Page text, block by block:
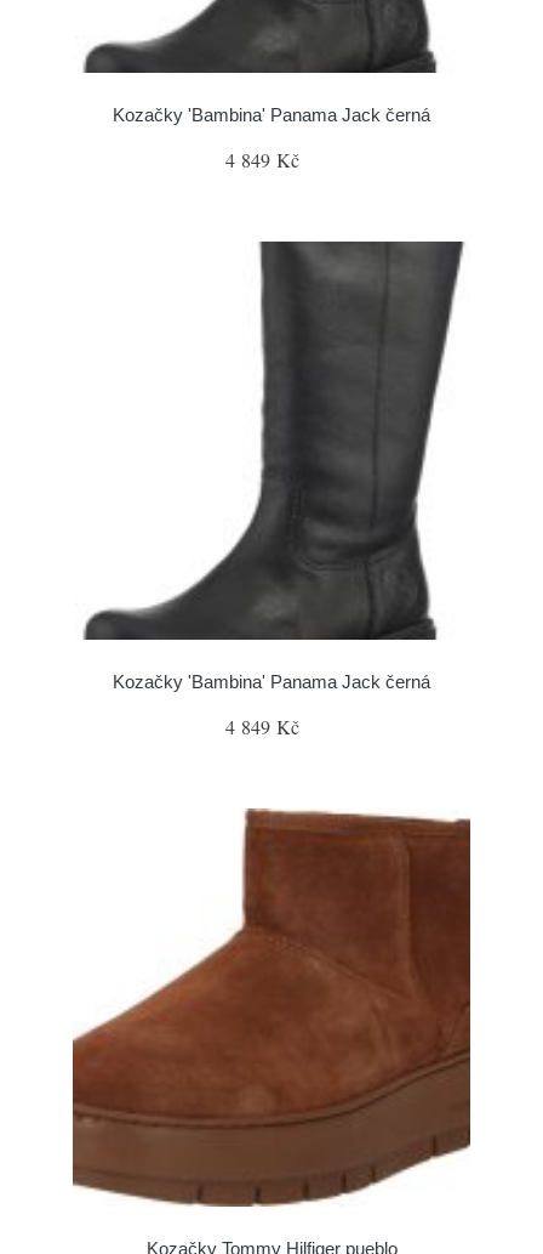
Kozačky 'Bambina' Panama Jack černá
4 849 Kč
Kozačky 'Bambina' Panama Jack černá
4 849 Kč
Kozačky Tommy Hilfiger pueblo